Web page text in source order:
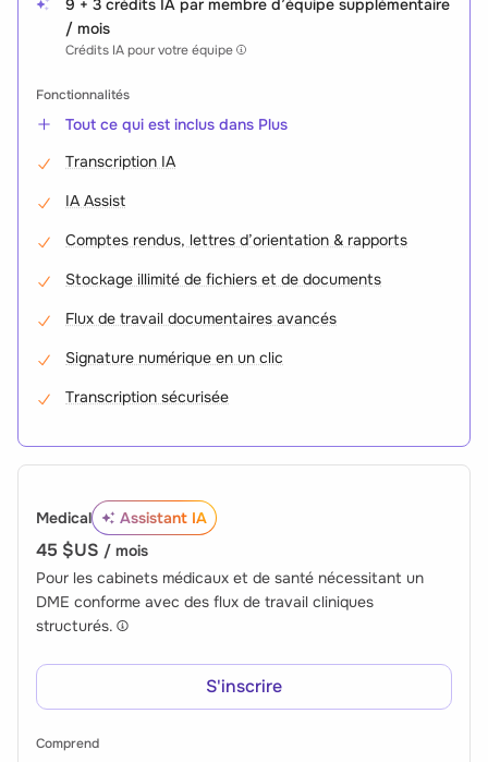
9 + 3 crédits IA par membre d’équipe supplémentaire
/ mois
Crédits IA pour votre équipe
Fonctionnalités
Tout ce qui est inclus dans Plus
Transcription IA
IA Assist
Comptes rendus, lettres d’orientation & rapports
Stockage illimité de fichiers et de documents
Flux de travail documentaires avancés
Signature numérique en un clic
Transcription sécurisée
Medical Assistant IA
45 $US / mois
Pour les cabinets médicaux et de santé nécessitant un
DME conforme avec des flux de travail cliniques
structurés.
S'inscrire
Comprend